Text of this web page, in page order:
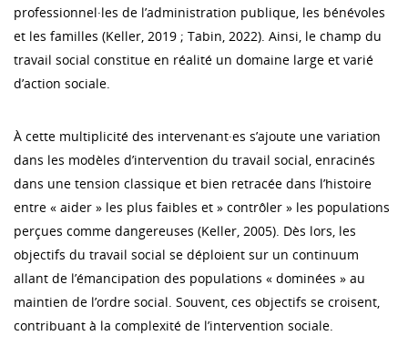
professionnel·les de l’administration publique, les bénévoles
et les familles (Keller, 2019 ; Tabin, 2022). Ainsi, le champ du
travail social constitue en réalité un domaine large et varié
d’action sociale.
À cette multiplicité des intervenant·es s’ajoute une variation
dans les modèles d’intervention du travail social, enracinés
dans une tension classique et bien retracée dans l’histoire
entre « aider » les plus faibles et » contrôler » les populations
perçues comme dangereuses (Keller, 2005). Dès lors, les
objectifs du travail social se déploient sur un continuum
allant de l’émancipation des populations « dominées » au
maintien de l’ordre social. Souvent, ces objectifs se croisent,
contribuant à la complexité de l’intervention sociale.